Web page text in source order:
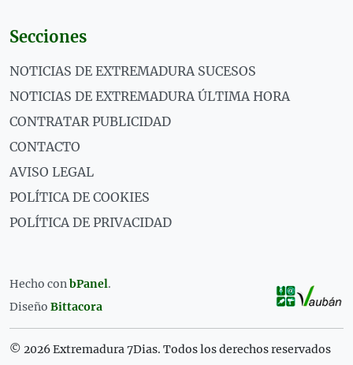
Secciones
NOTICIAS DE EXTREMADURA SUCESOS
NOTICIAS DE EXTREMADURA ÚLTIMA HORA
CONTRATAR PUBLICIDAD
CONTACTO
AVISO LEGAL
POLÍTICA DE COOKIES
POLÍTICA DE PRIVACIDAD
Hecho conbPanel.
Diseño Bittacora
© 2026 Extremadura 7Dias. Todos los derechos reservados